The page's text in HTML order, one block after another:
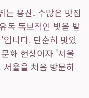
는 용산. 수많은 맛집
독 독보적인 빛을 발
니다. 단순히 맛있
화 현상이자 '서울
울을 처음 방문하